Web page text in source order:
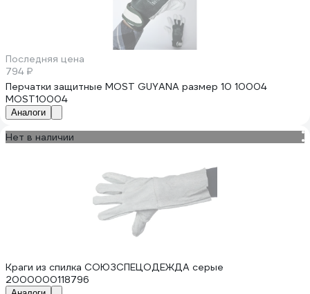
Последняя цена
794 ₽
Перчатки защитные MOST GUYANA размер 10 10004
MOST10004
Аналоги
Нет в наличии
Краги из спилка СОЮЗСПЕЦОДЕЖДА серые
2000000118796